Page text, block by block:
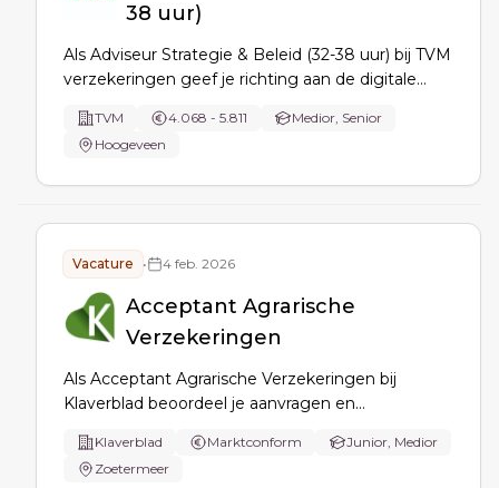
38 uur)
Als Adviseur Strategie & Beleid (32-38 uur) bij TVM
verzekeringen geef je richting aan de digitale
strategie, versterkt digitale weerbaarheid,
adviseert management, coördineert strategische
TVM 4.068 - 5.811
Medior, Senior
Hoogeveen
Vacature • 4 feb. 2026
Acceptant Agrarische
Verzekeringen
Als Acceptant Agrarische Verzekeringen bij
Klaverblad beoordeel je aanvragen en
offertes en polissen op en bewaak je met het
team het verzekeringstechnisch resultaat van de
Klaverblad Marktconform
Junior, Medior
Zoetermeer